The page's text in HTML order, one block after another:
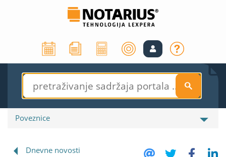
S
Poveznice
Dnevne novosti